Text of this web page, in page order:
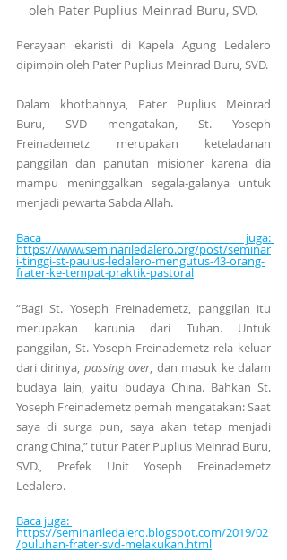
oleh Pater Puplius Meinrad Buru, SVD.
Perayaan ekaristi di Kapela Agung Ledalero
dipimpin oleh Pater Puplius Meinrad Buru, SVD.
Dalam khotbahnya, Pater Puplius Meinrad
Buru, SVD mengatakan, St. Yoseph
Freinademetz merupakan keteladanan
panggilan dan panutan misioner karena dia
mampu meninggalkan segala-galanya untuk
menjadi pewarta Sabda Allah.
https://www.seminariledalero.org/post/seminar
i-tinggi-st-paulus-ledalero-mengutus-43-orang-
frater-ke-tempat-praktik-pastoral
“Bagi St. Yoseph Freinademetz, panggilan itu
merupakan karunia dari Tuhan. Untuk
panggilan, St. Yoseph Freinademetz rela keluar
dari dirinya, passing over, dan masuk ke dalam
budaya lain, yaitu budaya China. Bahkan St.
Yoseph Freinademetz pernah mengatakan: Saat
saya di surga pun, saya akan tetap menjadi
orang China,” tutur Pater Puplius Meinrad Buru,
SVD., Prefek Unit Yoseph Freinademetz
Ledalero.
Baca juga:
https://seminariledalero.blogspot.com/2019/02
/puluhan-frater-svd-melakukan.html